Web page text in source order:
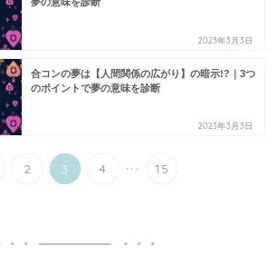
2023年3月3日
合コンの夢は【人間関係の広がり】の暗示!?｜3つ
のポイントで夢の意味を診断
2023年3月3日
2 3 4 ... 15